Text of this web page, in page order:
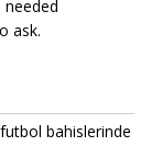
ask.
bahislerinde